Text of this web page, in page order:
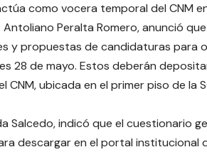
como vocera temporal del CNM
Antoliano Peralta Romero, anunció
y propuestas de candidaturas para
28 de mayo. Estos deberán
CNM, ubicada en el primer piso de la
Salcedo, indicó que el cuestionario
descargar en el portal institucional